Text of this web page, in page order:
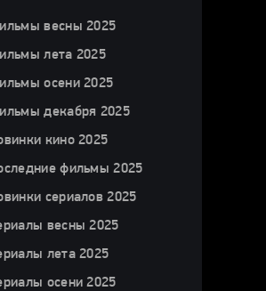
весны 2025
лета 2025
осени 2025
декабря 2025
кино 2025
фильмы 2025
сериалов 2025
весны 2025
лета 2025
осени 2025